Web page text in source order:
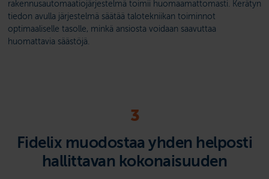
rakennusautomaatiojärjestelmä toimii huomaamattomasti. Kerätyn
tiedon avulla järjestelmä säätää talotekniikan toiminnot
optimaaliselle tasolle, minkä ansiosta voidaan saavuttaa
huomattavia säästöjä.
3
Fidelix muodostaa yhden helposti
hallittavan kokonaisuuden